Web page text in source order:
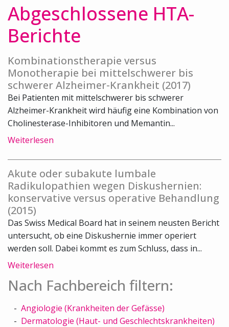
Abgeschlossene HTA-
Berichte
Kombinationstherapie versus
Monotherapie bei mittelschwerer bis
schwerer Alzheimer-Krankheit (2017)
Bei Patienten mit mittelschwerer bis schwerer
Alzheimer-Krankheit wird häufig eine Kombination von
Cholinesterase-Inhibitoren und Memantin...
Weiterlesen
Akute oder subakute lumbale
Radikulopathien wegen Diskushernien:
konservative versus operative Behandlung
(2015)
Das Swiss Medical Board hat in seinem neusten Bericht
untersucht, ob eine Diskushernie immer operiert
werden soll. Dabei kommt es zum Schluss, dass in...
Weiterlesen
Nach Fachbereich filtern:
Angiologie (Krankheiten der Gefässe)
Dermatologie (Haut- und Geschlechtskrankheiten)